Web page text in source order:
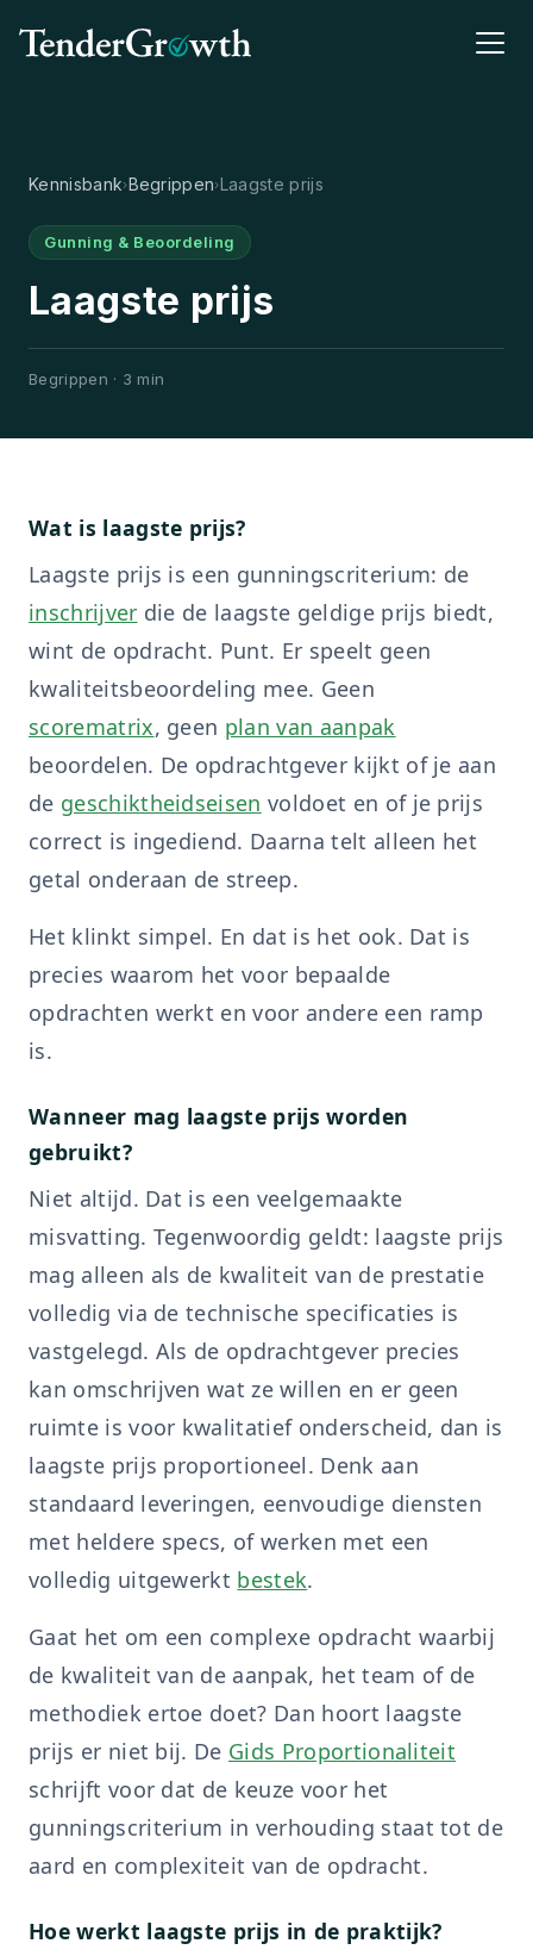
Laagste prijs
Begrippen · 3 min
Gunning & Beoordeling
Kennisbank›Begrippen›Laagste prijs
Wat is laagste prijs?
Laagste prijs is een gunningscriterium: de
inschrijver die de laagste geldige prijs biedt,
wint de opdracht. Punt. Er speelt geen
kwaliteitsbeoordeling mee. Geen
scorematrix, geen plan van aanpak
beoordelen. De opdrachtgever kijkt of je aan
de geschiktheidseisen voldoet en of je prijs
correct is ingediend. Daarna telt alleen het
getal onderaan de streep.
Het klinkt simpel. En dat is het ook. Dat is
precies waarom het voor bepaalde
opdrachten werkt en voor andere een ramp
is.
Wanneer mag laagste prijs worden
gebruikt?
Niet altijd. Dat is een veelgemaakte
misvatting. Tegenwoordig geldt: laagste prijs
mag alleen als de kwaliteit van de prestatie
volledig via de technische specificaties is
vastgelegd. Als de opdrachtgever precies
kan omschrijven wat ze willen en er geen
ruimte is voor kwalitatief onderscheid, dan is
laagste prijs proportioneel. Denk aan
standaard leveringen, eenvoudige diensten
met heldere specs, of werken met een
volledig uitgewerkt bestek.
Gaat het om een complexe opdracht waarbij
de kwaliteit van de aanpak, het team of de
methodiek ertoe doet? Dan hoort laagste
prijs er niet bij. De Gids Proportionaliteit
schrijft voor dat de keuze voor het
gunningscriterium in verhouding staat tot de
aard en complexiteit van de opdracht.
Hoe werkt laagste prijs in de praktijk?